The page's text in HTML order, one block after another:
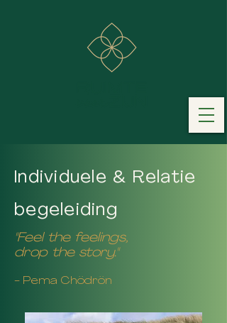
Individuele & Relatie
begeleiding
"Feel the feelings,
drop the story."
- Pema Chödrön